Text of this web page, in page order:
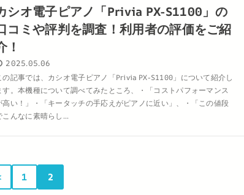
シオ電子ピアノ「Privia PX-S1100」の
コミや評判を調査！利用者の評価をご紹
！
2025.05.06
の記事では、カシオ電子ピアノ「Privia PX-S1100」について紹介し
す。本機種について調べてみたところ、・「コストパフォーマンス
高い！」・「キータッチの手応えがピアノに近い」、・「この値段
こんなに素晴らし...
1 2